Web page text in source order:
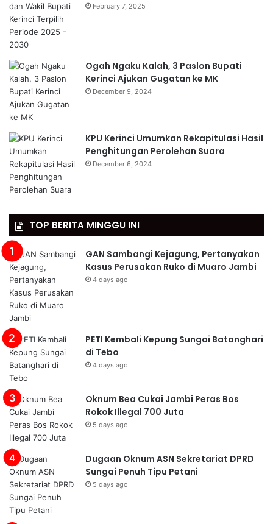
February 7, 2025
Ogah Ngaku Kalah, 3 Paslon Bupati
Kerinci Ajukan Gugatan ke MK
December 9, 2024
KPU Kerinci Umumkan Rekapitulasi Hasil
Penghitungan Perolehan Suara
December 6, 2024
TOP BERITA MINGGU INI
GAN Sambangi Kejagung, Pertanyakan
Kasus Perusakan Ruko di Muaro Jambi
4 days ago
PETI Kembali Kepung Sungai Batanghari
di Tebo
4 days ago
Oknum Bea Cukai Jambi Peras Bos
Rokok Illegal 700 Juta
5 days ago
Dugaan Oknum ASN Sekretariat DPRD
Sungai Penuh Tipu Petani
5 days ago